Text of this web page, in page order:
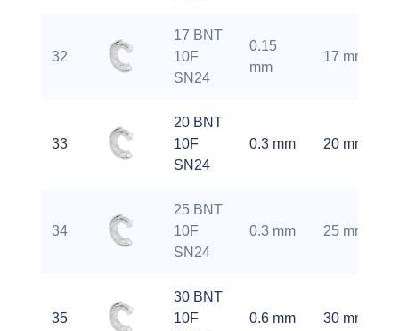
32
17 BNT
10F
SN24
0.15
mm
17 mm
33
20 BNT
10F
SN24
0.3 mm 20 mm
34
25 BNT
10F
SN24
0.3 mm 25 mm
35
30 BNT
10F
0.6 mm 30 mm